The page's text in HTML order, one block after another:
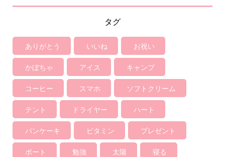
タグ
ありがとう いいね お祝い
かぼちゃ アイス キャンプ
コーヒー スマホ ソフトクリーム
テント ドライヤー ハート
パンケーキ ビタミン プレゼント
ボート 勉強 太陽 寝る